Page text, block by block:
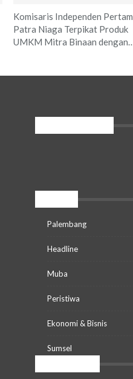
Komisaris Independen
Patra Niaga Terpikat Produk
UMKM Mitra Binaan
Palembang
Headline
Muba
Peristiwa
Ekonomi & Bisnis
Sumsel